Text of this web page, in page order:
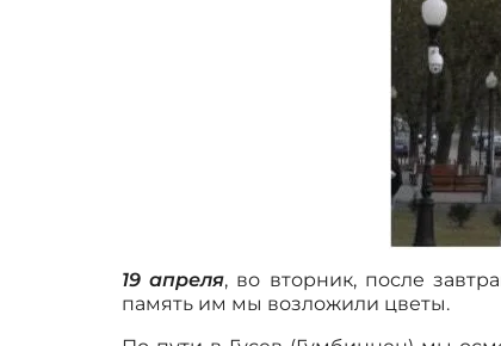
19 апреля, во вторник, после
память им мы возложили цветы.